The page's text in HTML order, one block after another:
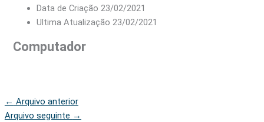
Data de Criação23/02/2021
Ultima Atualização23/02/2021
Computador
← Arquivo anterior
Arquivo seguinte →